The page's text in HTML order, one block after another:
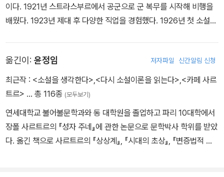
해 나아가게 하기 위해서는 엄격해야만 한다고 굳게 믿었다. 그런데
파비앵의 비행기가 뜻하지 않은 태풍에 휘말리는 사고가 발생했다.
지만 심각한 태풍 때문에 그것이 불가능했다. 파비앵이 돌아오기를
애타게 기다리고 있던 아내가 비행장에 전화를 걸어 남편의 생사 여
부를 물었지만 리비에르는 무엇이라고 대답해야 좋을지 알 수 없었
파비앵은 가까스로 태풍 위로 올라가 사방을 에워싼 빛 속을 운항했
다. 하지만 그의 비행기는 연료가 다된 상태였다. 그를 기다리는 것은
죽음밖에 없었다. 비행장의 리비에르 또한 그 사실을 잘 알고 있었다.
이다. 1921년 스트라스부르에서 공군으로 군 복무를 시작해 비행을
배웠다. 1923년 제대 후 다양한 직업을 경험했다. 1926년 첫 소설
쥐비의 기지 관리자로 임명되었고, 그곳에서 사막의 아름다움에 매혹
되었다. 바로 이 시기에 『남방 우편기Courrier Sud』(1929)를 집필
했다. 그 후 아에로포스타 아르헨티나(아르헨티나 우편항공)의 이사
간 비행Vol de nuit』(1931년 페미나상 수상)을 펴내 상당한 성공을
거두었고, 1934년에는 에어프랑스의 ‘홍보 책임자’가 되었다. 이듬
해 생텍쥐페리는 파리-사이공 노선 비행 기록을 깨려고 시도했지만,
옮긴이: 윤정임 저자파일 신간알림 신청
최근작 : <소설을 생각한다>,<다시 소설이론을 읽는다>,<카페 사르
트르> … 총 116종 (모두보기)
연세대학교 불어불문학과와 동 대학원을 졸업하고 파리 10대학에서
장폴 사르트르의 『성자 주네』에 관한 논문으로 문학박사 학위를 받았
다. 옮긴 책으로 사르트르의 『상상계』, 『시대의 초상』, 『변증법적 이